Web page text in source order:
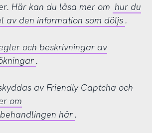
Här kan du läsa mer om hur du
av den information som döljs .
och beskrivningar av
.
av Friendly Captcha och
om
här .